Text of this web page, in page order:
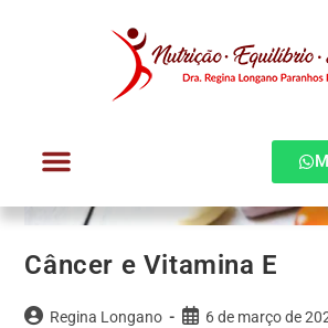
Câncer e Vitamina E
Regina Longano 6 de março de